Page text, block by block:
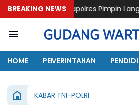
BREAKING NEWS
Kapolres Pimpin Langsung Olah TKP
HOME PEMERINTAHAN
KABAR TNI-POLRI